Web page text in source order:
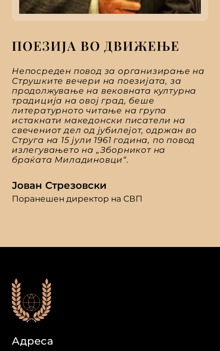
ПОЕЗИЈА ВО ДВИЖЕЊЕ
Непосреден повод за организирање на
Струшките вечери на поезијата, за
продолжување на вековната културна
традиција на овој град, беше
литературното читање на група
истакнати македонски писатели на
свечениот дел од јубилејот, одржан во
Струга на 15 јули 1961 година, по повод
излегувањето на „Зборникот на
браќата Миладиновци“.
Јован Стрезовски
Поранешен директор на СВП
Адреса